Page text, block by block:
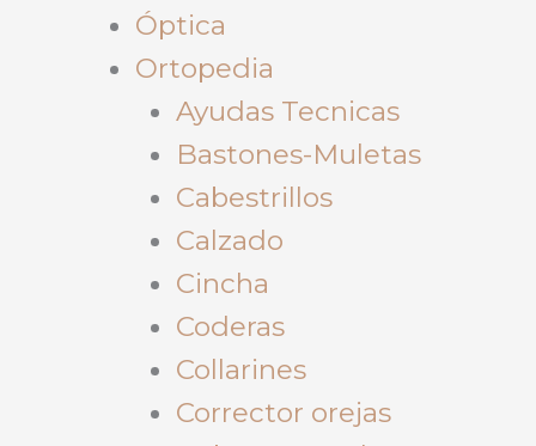
Óptica
Ortopedia
Ayudas Tecnicas
Bastones-Muletas
Cabestrillos
Calzado
Cincha
Coderas
Collarines
Corrector orejas